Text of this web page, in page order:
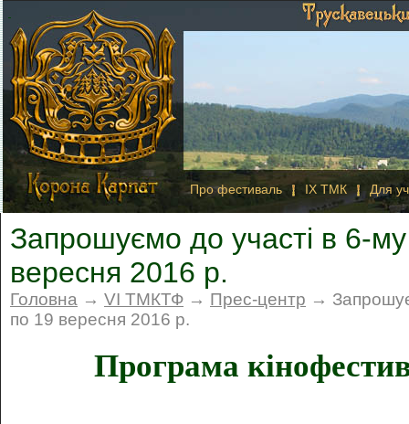
Про фестиваль IX ТМК Для
Запрошуємо до участі в 6-
вересня 2016 р.
Головна → VI ТМКТФ → Прес-центр →
по 19 вересня 2016 р.
Програма